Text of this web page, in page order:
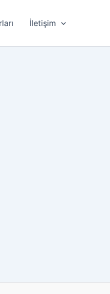
İletişim